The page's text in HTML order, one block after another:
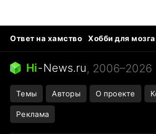
Ответ на хамство
Хобби для мозга
Бензин 100 и 95
Тунцы в
Следующая пандемия
Hi-News.ru, 2006–2026
Темы Авторы О проекте
Реклама